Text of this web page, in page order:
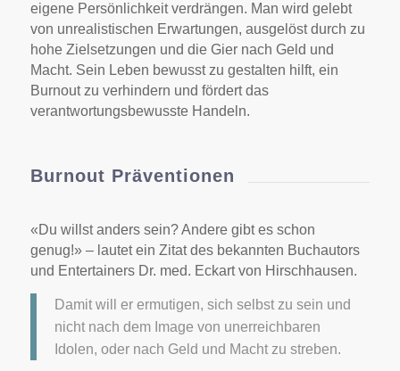
eigene Persönlichkeit verdrängen. Man wird gelebt
von unrealistischen Erwartungen, ausgelöst durch zu
hohe Zielsetzungen und die Gier nach Geld und
Macht. Sein Leben bewusst zu gestalten hilft, ein
Burnout zu verhindern und fördert das
verantwortungsbewusste Handeln.
Burnout Präventionen
«Du willst anders sein? Andere gibt es schon
genug!» – lautet ein Zitat des bekannten Buchautors
und Entertainers Dr. med. Eckart von Hirschhausen.
Damit will er ermutigen, sich selbst zu sein und
nicht nach dem Image von unerreichbaren
Idolen, oder nach Geld und Macht zu streben.